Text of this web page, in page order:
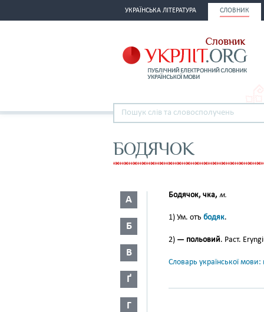
УКРАЇНСЬКА ЛІТЕРАТУРА СЛОВНИК
БОДЯЧОК
А
Б
В
Ґ
Г
Бодячок, чка, м.
1) Ум. отъ бодяк.
2) — польовий. Раст.
Словарь української